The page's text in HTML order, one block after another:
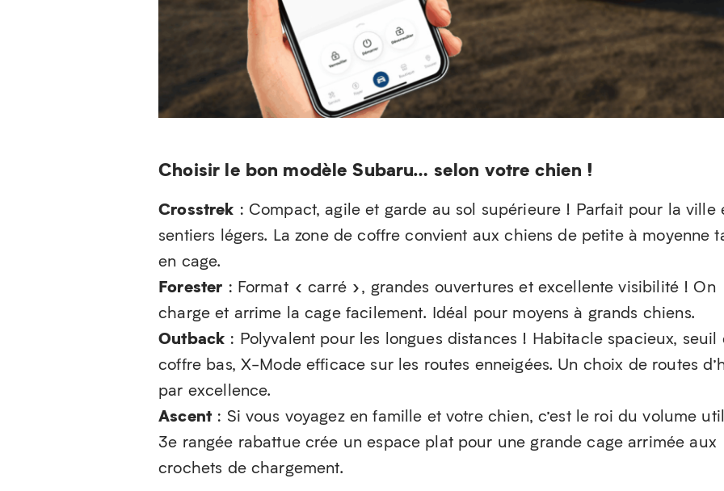
Choisir le bon modèle Subaru… selon votre chien !
Crosstrek : Compact, agile et garde au sol supérieure ! Parfait pour la ville
sentiers légers. La zone de coffre convient aux chiens de petite à moyenne
en cage.
Forester : Format « carré », grandes ouvertures et excellente visibilité ! On
charge et arrime la cage facilement. Idéal pour moyens à grands chiens.
Outback : Polyvalent pour les longues distances ! Habitacle spacieux, seuil
coffre bas, X-Mode efficace sur les routes enneigées. Un choix de routes
par excellence.
Ascent: Si vous voyagez en famille et votre chien, c’est le roi du volume
3e rangée rabattue crée un espace plat pour une grande cage arrimée aux
crochets de chargement.